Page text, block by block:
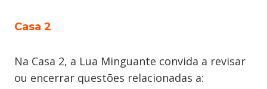
Casa 2
Na Casa 2, a Lua Minguante convida a revisar
ou encerrar questões relacionadas a: